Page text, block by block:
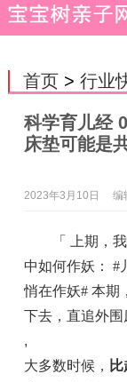
首页> 行业
科学育儿经
床垫可能是
2023年3月10日 编
「 上期，
中如何作妖： #
悄在作妖# 本期
下去，直追外围
,
大多数时候，